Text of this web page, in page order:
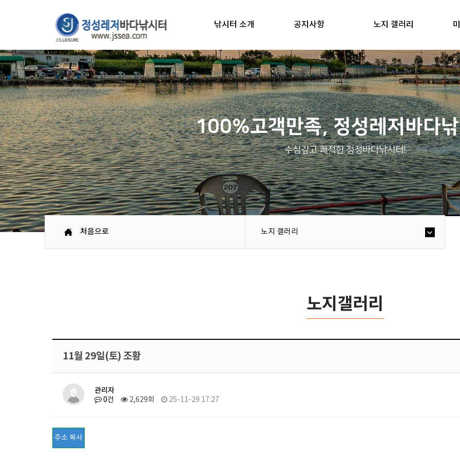
낚시터 소개 공지사항 노지 갤러리
100%고객만족, 정성레저바다
수심깊고 쾌적한 청정바다낚시터!
처음으로 노지 갤러리
노지갤러리
11월 29일(토) 조황
관리자
0건 2,629회 25-11-29 17:27
주소 복사